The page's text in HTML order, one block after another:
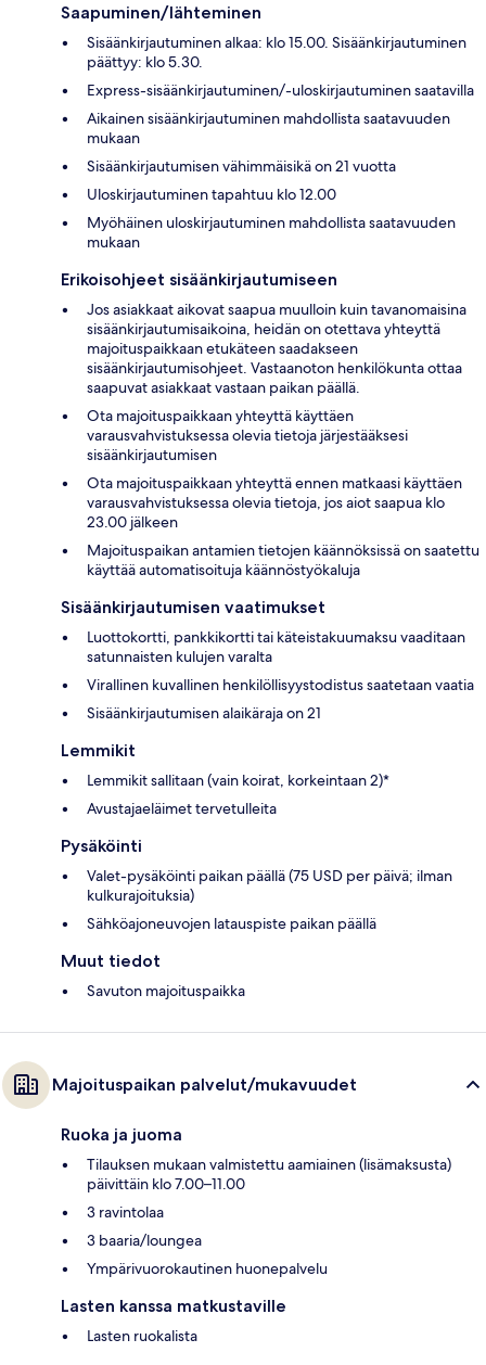
Saapuminen/lähteminen
Sisäänkirjautuminen alkaa: klo 15.00. Sisäänkirjautuminen
päättyy: klo 5.30.
Express-sisäänkirjautuminen/-uloskirjautuminen saatavilla
Aikainen sisäänkirjautuminen mahdollista saatavuuden
mukaan
Sisäänkirjautumisen vähimmäisikä on 21 vuotta
Uloskirjautuminen tapahtuu klo 12.00
Myöhäinen uloskirjautuminen mahdollista saatavuuden
mukaan
Erikoisohjeet sisäänkirjautumiseen
Jos asiakkaat aikovat saapua muulloin kuin tavanomaisina
sisäänkirjautumisaikoina, heidän on otettava yhteyttä
majoituspaikkaan etukäteen saadakseen
sisäänkirjautumisohjeet. Vastaanoton henkilökunta ottaa
saapuvat asiakkaat vastaan paikan päällä.
Ota majoituspaikkaan yhteyttä käyttäen
varausvahvistuksessa olevia tietoja järjestääksesi
sisäänkirjautumisen
Ota majoituspaikkaan yhteyttä ennen matkaasi käyttäen
varausvahvistuksessa olevia tietoja, jos aiot saapua klo
23.00 jälkeen
Majoituspaikan antamien tietojen käännöksissä on saatettu
käyttää automatisoituja käännöstyökaluja
Sisäänkirjautumisen vaatimukset
Luottokortti, pankkikortti tai käteistakuumaksu vaaditaan
satunnaisten kulujen varalta
Virallinen kuvallinen henkilöllisyystodistus saatetaan vaatia
Sisäänkirjautumisen alaikäraja on 21
Lemmikit
Lemmikit sallitaan (vain koirat, korkeintaan 2)*
Avustajaeläimet tervetulleita
Pysäköinti
Valet-pysäköinti paikan päällä (75 USD per päivä; ilman
kulkurajoituksia)
Sähköajoneuvojen latauspiste paikan päällä
Muut tiedot
Savuton majoituspaikka
Majoituspaikan palvelut/mukavuudet
Ruoka ja juoma
Tilauksen mukaan valmistettu aamiainen (lisämaksusta)
päivittäin klo 7.00–11.00
3 ravintolaa
3 baaria/loungea
Ympärivuorokautinen huonepalvelu
Lasten kanssa matkustaville
Lasten ruokalista